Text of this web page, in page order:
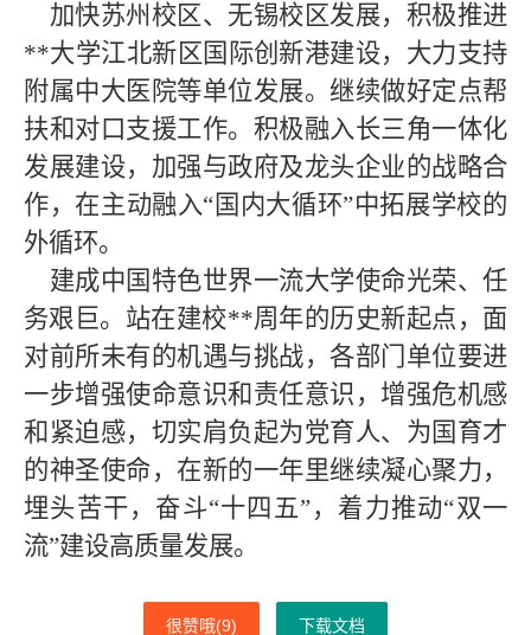
加快苏州校区、无锡校区发展，积极推进
**大学江北新区国际创新港建设，大力支持
附属中大医院等单位发展。继续做好定点帮
扶和对口支援工作。积极融入长三角一体化
发展建设，加强与政府及龙头企业的战略合
作，在主动融入“国内大循环”中拓展学校的
外循环。
建成中国特色世界一流大学使命光荣、任
务艰巨。站在建校**周年的历史新起点，面
对前所未有的机遇与挑战，各部门单位要进
一步增强使命意识和责任意识，增强危机感
和紧迫感，切实肩负起为党育人、为国育才
的神圣使命，在新的一年里继续凝心聚力，
埋头苦干，奋斗“十四五”，着力推动“双一
流”建设高质量发展。
很赞哦(9) 下载文档